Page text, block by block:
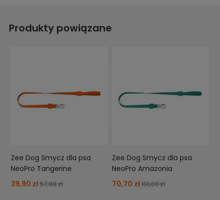
Produkty powiązane
Zee Dog Smycz dla psa
NeoPro Tangerine
39,90 zł57,00 zł
Zee Dog Smycz dla psa
NeoPro Amazonia
70,70 zł101,00 zł